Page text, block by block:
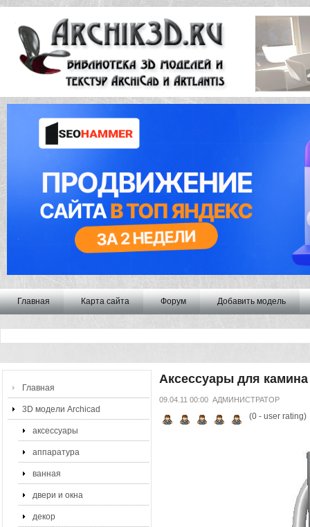
Главная Карта сайта Форум Добавить модель
Главная
3D модели Archicad
аксессуары
аппаратура
ванная
двери и окна
декор
Аксессуары для камина
09.04.11 00:00 АДМИНИСТРАТОР
(0- user rating)